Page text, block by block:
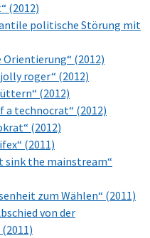
(2012)
politische Störung mit
(2012)
roger“ (2012)
(2012)
a technocrat“ (2012)
(2012)
(2011)
sink the mainstream“
zum Wählen“ (2011)
von der